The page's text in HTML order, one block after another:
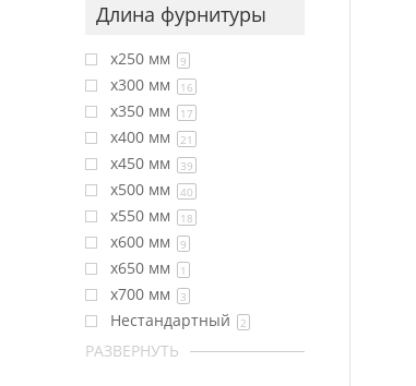
Длина фурнитуры
x250 мм 9
x300 мм 16
x350 мм 17
x400 мм 21
x450 мм 39
x500 мм 40
x550 мм 18
x600 мм 9
x650 мм 1
x700 мм 3
Нестандартный 2
РАЗВЕРНУТЬ